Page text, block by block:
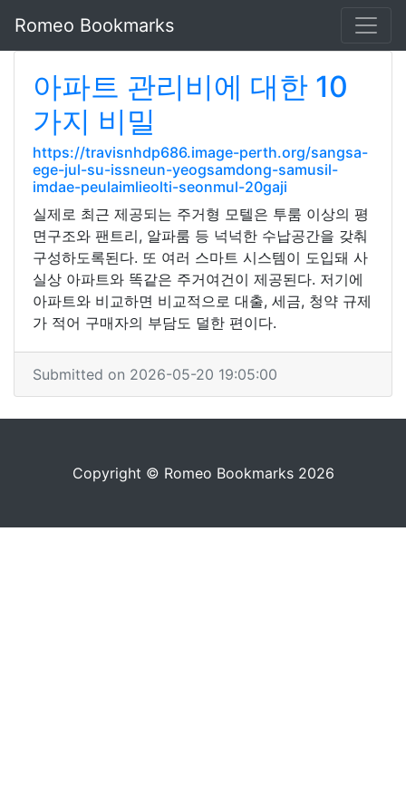
Romeo Bookmarks
아파트 관리비에 대한 10
가지 비밀
https://travisnhdp686.image-perth.org/sangsa-
ege-jul-su-issneun-yeogsamdong-samusil-
imdae-peulaimlieolti-seonmul-20gaji
실제로 최근 제공되는 주거형 모텔은 투룸 이상의 평
면구조와 팬트리, 알파룸 등 넉넉한 수납공간을 갖춰
구성하도록된다. 또 여러 스마트 시스템이 도입돼 사
실상 아파트와 똑같은 주거여건이 제공된다. 저기에
아파트와 비교하면 비교적으로 대출, 세금, 청약 규제
가 적어 구매자의 부담도 덜한 편이다.
Submitted on 2026-05-20 19:05:00
Copyright © Romeo Bookmarks 2026